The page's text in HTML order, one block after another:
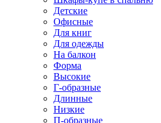
Детские
Офисные
Для книг
Для одежды
На балкон
Форма
Высокие
Г-образные
Длинные
Низкие
П-образные